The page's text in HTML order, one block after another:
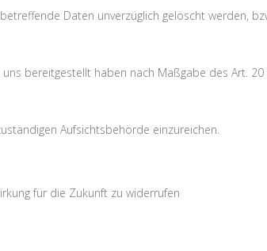
Daten unverzüglich gelöscht werden,
bereitgestellt haben nach Maßgabe des Art.
Aufsichtsbehörde einzureichen.
für die Zukunft zu widerrufen